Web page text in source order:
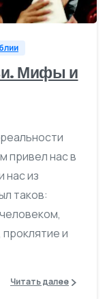
Мифы и
привел нас в
нас из
таков:
и
Читать далее